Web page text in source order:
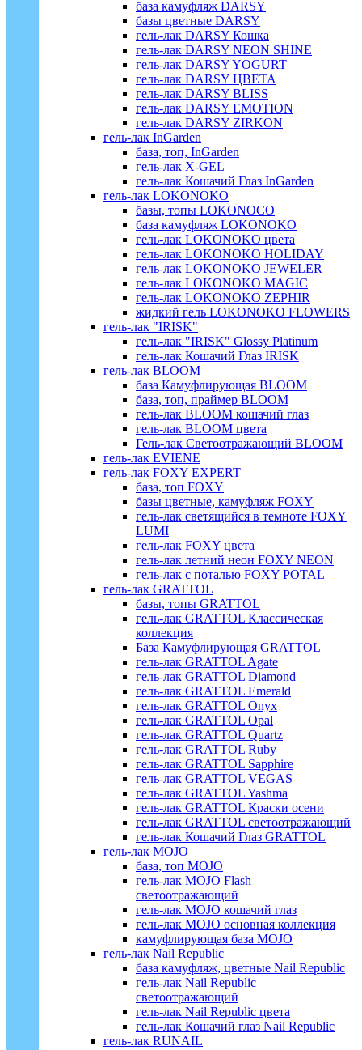
база камуфляж DARSY
базы цветные DARSY
гель-лак DARSY Кошка
гель-лак DARSY NEON SHINE
гель-лак DARSY YOGURT
гель-лак DARSY ЦВЕТА
гель-лак DARSY BLISS
гель-лак DARSY EMOTION
гель-лак DARSY ZIRKON
гель-лак InGarden
база, топ, InGarden
гель-лак X-GEL
гель-лак Кошачий Глаз InGarden
гель-лак LOKONOKO
базы, топы LOKONOCO
база камуфляж LOKONOKO
гель-лак LOKONOKO цвета
гель-лак LOKONOKO HOLIDAY
гель-лак LOKONOKO JEWELER
гель-лак LOKONOKO MAGIC
гель-лак LOKONOKO ZEPHIR
жидкий гель LOKONOKO FLOWERS
гель-лак "IRISK"
гель-лак "IRISK" Glossy Platinum
гель-лак Кошачий Глаз IRISK
гель-лак BLOOM
база Камуфлирующая BLOOM
база, топ, праймер BLOOM
гель-лак BLOOM кошачий глаз
гель-лак BLOOM цвета
Гель-лак Светоотражающий BLOOM
гель-лак EVIENE
гель-лак FOXY EXPERT
база, топ FOXY
базы цветные, камуфляж FOXY
гель-лак светящийся в темноте FOXY
LUMI
гель-лак FOXY цвета
гель-лак летний неон FOXY NEON
гель-лак с поталью FOXY POTAL
гель-лак GRATTOL
базы, топы GRATTOL
гель-лак GRATTOL Классическая
коллекция
База Камуфлирующая GRATTOL
гель-лак GRATTOL Agate
гель-лак GRATTOL Diamond
гель-лак GRATTOL Emerald
гель-лак GRATTOL Onyx
гель-лак GRATTOL Opal
гель-лак GRATTOL Quartz
гель-лак GRATTOL Ruby
гель-лак GRATTOL Sapphire
гель-лак GRATTOL VEGAS
гель-лак GRATTOL Yashma
гель-лак GRATTOL Краски осени
гель-лак GRATTOL светоотражающий
гель-лак Кошачий Глаз GRATTOL
гель-лак MOJO
база, топ MOJO
гель-лак MOJO Flash
светоотражающий
гель-лак MOJO кошачий глаз
гель-лак MOJO основная коллекция
камуфлирующая база MOJO
гель-лак Nail Republic
база камуфляж, цветные Nail Republic
гель-лак Nail Republic
светоотражающий
гель-лак Nail Republic цвета
гель-лак Кошачий глаз Nail Republic
гель-лак RUNAIL